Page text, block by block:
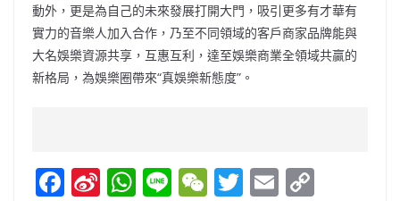
動外，更是為自己的未來發展打開大門，吸引更多有才華有
實力的音樂人加入合作，乃至不同領域的客戶商家品牌能與
大名娛樂資源共享，互惠互利，達至娛樂商業全領域共贏的
新格局，為娛樂圈帶來“真娛樂新態度”。
F Si W Li W T E